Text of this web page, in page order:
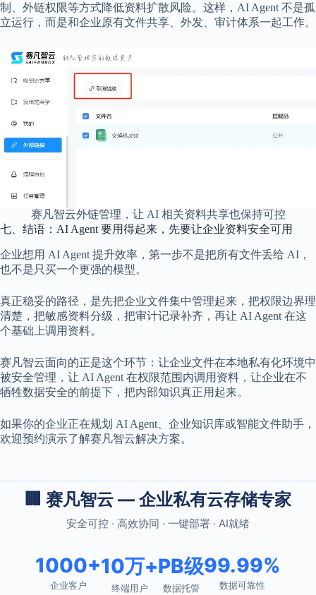
制、外链权限等方式降低资料扩散风险。这样，AI Agent 不是孤
立运行，而是和企业原有文件共享、外发、审计体系一起工作。
赛凡智云外链管理，让 AI 相关资料共享也保持可控
七、结语：AI Agent 要用得起来，先要让企业资料安全可用
企业想用 AI Agent 提升效率，第一步不是把所有文件丢给 AI，
也不是只买一个更强的模型。
真正稳妥的路径，是先把企业文件集中管理起来，把权限边界理
清楚，把敏感资料分级，把审计记录补齐，再让 AI Agent 在这
个基础上调用资料。
赛凡智云面向的正是这个环节：让企业文件在本地私有化环境中
被安全管理，让 AI Agent 在权限范围内调用资料，让企业在不
牺牲数据安全的前提下，把内部知识真正用起来。
如果你的企业正在规划 AI Agent、企业知识库或智能文件助手，
欢迎预约演示了解赛凡智云解决方案。
🏢 赛凡智云 — 企业私有云存储专家
安全可控 · 高效协同 · 一键部署 · AI就绪
1000+
企业客户
10万+
终端用户
PB级
数据托管
99.99%
数据可靠性